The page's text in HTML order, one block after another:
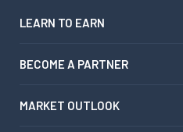
LEARN TO EARN
BECOME A PARTNER
MARKET OUTLOOK